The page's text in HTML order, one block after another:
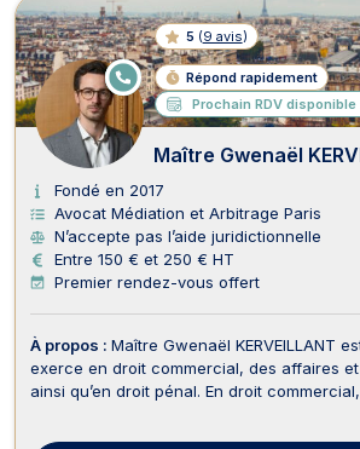
5 (9 avis)
Répond rapidement
Prochain RDV disponible
E
N
LI
G
N
E
Maître Gwenaël
Fondé en 2017
Avocat Médiation et Arbitrage Paris
N’accepte pas l’aide juridictionnelle
Entre 150 € et 250 € HT
Premier rendez-vous offert
À propos : Maître Gwenaël KERVEILLANT
exerce en droit commercial, des affaires
ainsi qu’en droit pénal. En droit
ses clients dans la rédaction des contrats